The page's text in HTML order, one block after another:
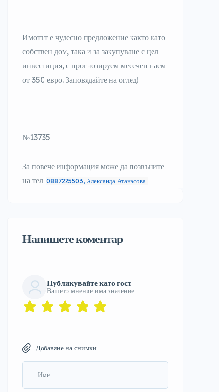
Имотът е чудесно предложение както като
собствен дом, така и за закупуване с цел
инвестиция, с прогнозируем месечен наем
от 350 евро. Заповядайте на оглед!
№13735
За повече информация може да позвъните
на тел. 0887225503, Александа Атанасова
Напишете коментар
Публикувайте като гост
Вашето мнение има значение
Добавяне на снимки